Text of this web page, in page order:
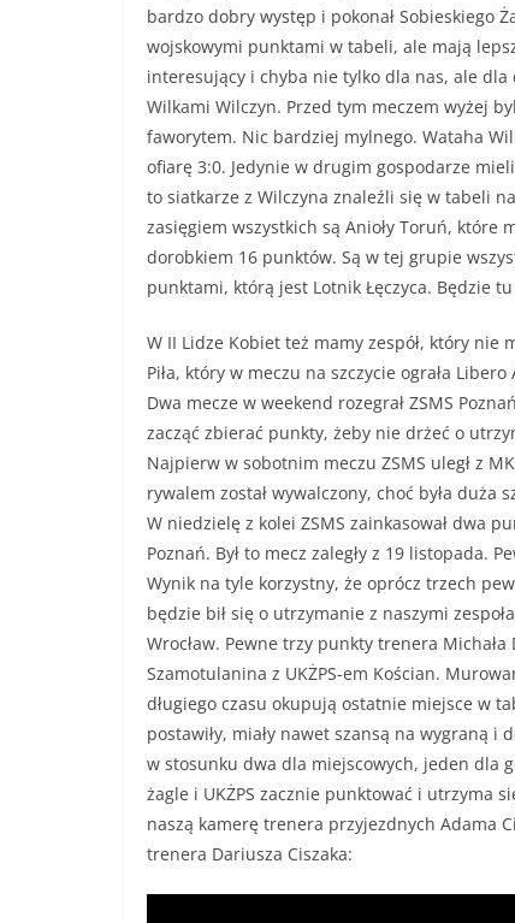
bardzo dobry występ i pokonał Sobieskiego
wojskowymi punktami w tabeli, ale mają
interesujący i chyba nie tylko dla nas, ale dla
Wilkami Wilczyn. Przed tym meczem wyżej
faworytem. Nic bardziej mylnego. Wataha
ofiarę 3:0. Jedynie w drugim gospodarze
to siatkarze z Wilczyna znaleźli się w tabeli
zasięgiem wszystkich są Anioły Toruń, które
dorobkiem 16 punktów. Są w tej grupie
punktami, którą jest Lotnik Łęczyca. Będzie
W II Lidze Kobiet też mamy zespół, który nie
Piła, który w meczu na szczycie ograła
Dwa mecze w weekend rozegrał ZSMS
zacząć zbierać punkty, żeby nie drżeć o
Najpierw w sobotnim meczu ZSMS uległ z
rywalem został wywalczony, choć była duża
W niedzielę z kolei ZSMS zainkasował dwa
Poznań. Był to mecz zaległy z 19 listopada.
Wynik na tyle korzystny, że oprócz trzech
będzie bił się o utrzymanie z naszymi
Wrocław. Pewne trzy punkty trenera
Szamotulanina z UKŻPS-em Kościan.
długiego czasu okupują ostatnie miejsce w
postawiły, miały nawet szansą na wygraną i
w stosunku dwa dla miejscowych, jeden dla
żagle i UKŻPS zacznie punktować i utrzyma
naszą kamerę trenera przyjezdnych Adama
trenera Dariusza Ciszaka: